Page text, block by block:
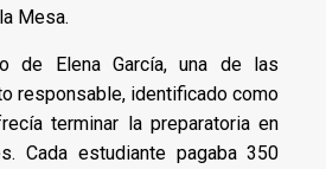
Mesa.
de Elena García, una de las
responsable, identificado como
terminar la preparatoria en
Cada estudiante pagaba 350